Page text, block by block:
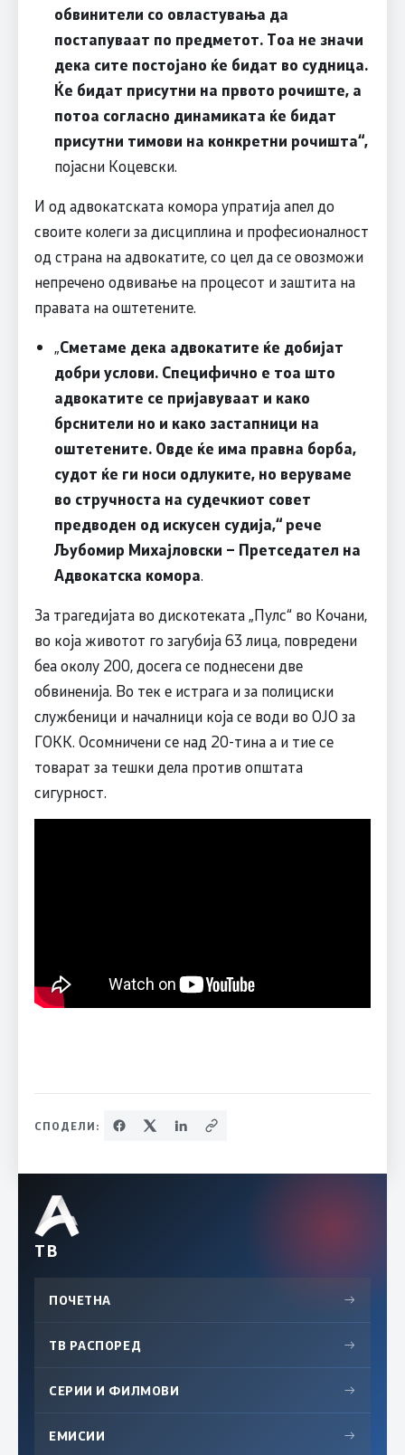
обвинители со овластувања да
постапуваат по предметот. Тоа не значи
дека сите постојано ќе бидат во судница.
Ќе бидат присутни на првото рочиште, а
потоа согласно динамиката ќе бидат
присутни тимови на конкретни рочишта“,
појасни Коцевски.
И од адвокатската комора упратија апел до
своите колеги за дисциплина и професионалност
од страна на адвокатите, со цел да се овозможи
непречено одвивање на процесот и заштита на
правата на оштетените.
„Сметаме дека адвокатите ќе добијат
добри услови. Специфично е тоа што
адвокатите се пријавуваат и како
брснители но и како застапници на
оштетените. Овде ќе има правна борба,
судот ќе ги носи одлуките, но веруваме
во стручноста на судечкиот совет
предводен од искусен судија,“ рече
Љубомир Михајловски – Претседател на
Адвокатска комора.
За трагедијата во дискотеката „Пулс“ во Кочани,
во која животот го загубија 63 лица, повредени
беа околу 200, досега се поднесени две
обвиненија. Во тек e истрага и за полициски
службеници и началници која се води во ОЈО за
ГОКК. Осомничени се над 20-тина а и тие се
товарат за тешки дела против општата
сигурност.
СПОДЕЛИ:
ТВ
ПОЧЕТНА →
ТВ РАСПОРЕД →
СЕРИИ И ФИЛМОВИ →
ЕМИСИИ →